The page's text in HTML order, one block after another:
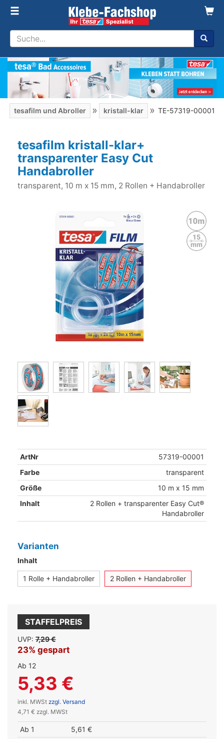
tesafilm und Abroller » kristall-klar » TE-57319-00001
tesafilm kristall-klar+
transparenter Easy Cut
Handabroller
transparent, 10 m x 15 mm, 2 Rollen + Handabroller
ArtNr
57319-00001
Farbe
transparent
Größe
10 m x 15 mm
Inhalt
2 Rollen + transparenter Easy Cut®
Handabroller
Varianten
Inhalt
1 Rolle + Handabroller 2 Rollen + Handabroller
STAFFELPREIS
UVP: 7,29 €
23% gespart
Ab 12
5,33 €
inkl. MWSt zzgl. Versand
4,71 € zzgl. MWSt
Ab 1
5,61 €